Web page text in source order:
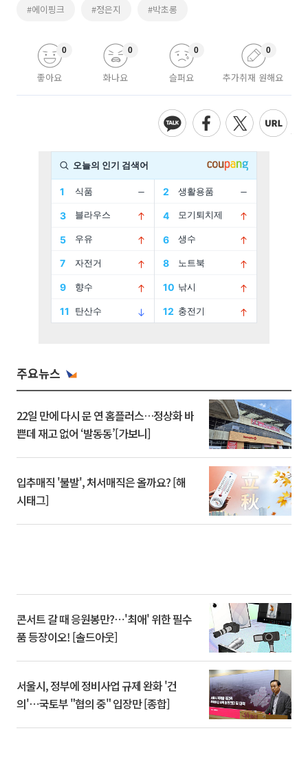
#에이핑크 #정은지 #박초롱
좋아요
0
화나요
0
슬퍼요
0
추가취재 원해요
0
주요뉴스
22일 만에 다시 문 연 홈플러스…정상화 바
쁜데 재고 없어 ‘발동동’[가보니]
입추매직 '불발', 처서매직은 올까요? [해
시태그]
콘서트 갈 때 응원봉만?⋯'최애' 위한 필수
품 등장이오! [솔드아웃]
서울시, 정부에 정비사업 규제 완화 '건
의'⋯국토부 "협의 중" 입장만 [종합]